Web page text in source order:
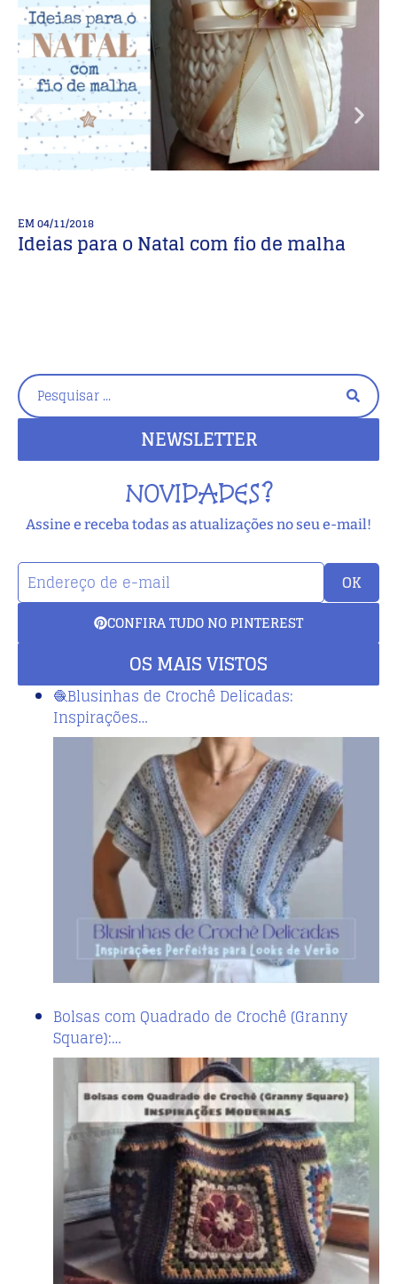
EM04/11/2018
Ideias para o Natal com fio de malha
NEWSLETTER
NOVIDADES?
Assine e receba todas as atualizações no seu e-mail!
OK
CONFIRA TUDO NO PINTEREST
OS MAIS VISTOS
🧶Blusinhas de Crochê Delicadas:
Inspirações…
Bolsas com Quadrado de Crochê (Granny
Square):…